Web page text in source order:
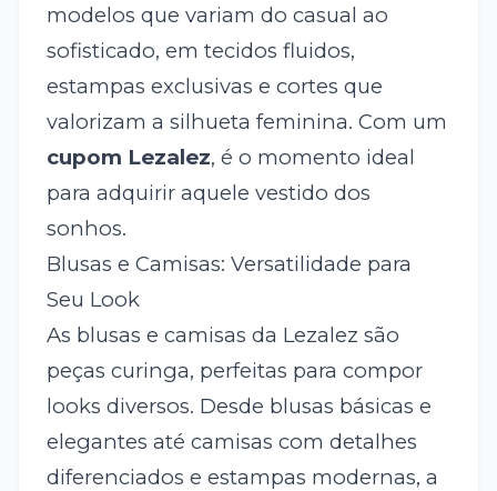
modelos que variam do casual ao
sofisticado, em tecidos fluidos,
estampas exclusivas e cortes que
valorizam a silhueta feminina. Com um
cupom Lezalez, é o momento ideal
para adquirir aquele vestido dos
sonhos.
Blusas e Camisas: Versatilidade para
Seu Look
As blusas e camisas da Lezalez são
peças curinga, perfeitas para compor
looks diversos. Desde blusas básicas e
elegantes até camisas com detalhes
diferenciados e estampas modernas, a